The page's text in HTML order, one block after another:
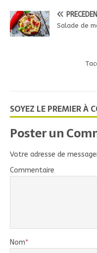
Salade de
SOYEZ LE PREMIER À
Poster un
Votre adresse de
Commentaire
Nom*